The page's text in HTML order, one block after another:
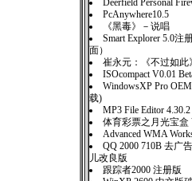
Deerfield Personal
PcAnywhere10.5
《黑毒》－说唱
Smart Explorer 5.0注
面）
崔永元：《不过如
ISOcompact V0.01
WindowsXP Pro
载)
MP3 File Editor
体育彩票之月光宝盒
Advanced WMA
QQ 2000 710B 去广
儿改良版
跟踪者2000 注册版